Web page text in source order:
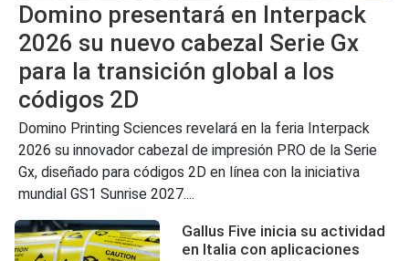
Domino presentará en Interpack
2026 su nuevo cabezal Serie Gx
para la transición global a los
códigos 2D
Domino Printing Sciences revelará en la feria Interpack
2026 su innovador cabezal de impresión PRO de la Serie
Gx, diseñado para códigos 2D en línea con la iniciativa
mundial GS1 Sunrise 2027....
Gallus Five inicia su actividad
en Italia con aplicaciones